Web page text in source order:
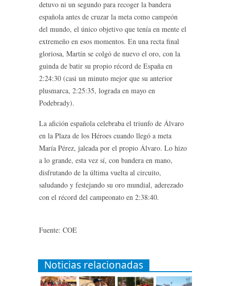
detuvo ni un segundo para recoger la bandera
española antes de cruzar la meta como campeón
del mundo, el único objetivo que tenía en mente el
extremeño en esos momentos. En una recta final
gloriosa, Martín se colgó de nuevo el oro, con la
guinda de batir su propio récord de España en
2:24:30 (casi un minuto mejor que su anterior
plusmarca, 2:25:35, lograda en mayo en
Podebrady).
La afición española celebraba el triunfo de Álvaro
en la Plaza de los Héroes cuando llegó a meta
María Pérez, jaleada por el propio Álvaro. Lo hizo
a lo grande, esta vez sí, con bandera en mano,
disfrutando de la última vuelta al circuito,
saludando y festejando su oro mundial, aderezado
con el récord del campeonato en 2:38:40.
Fuente: COE
Noticias relacionadas